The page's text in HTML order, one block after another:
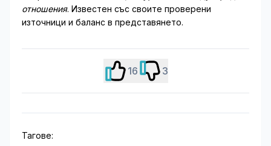
отношения. Известен със своите проверени
източници и баланс в представянето.
16 3
Тагове: